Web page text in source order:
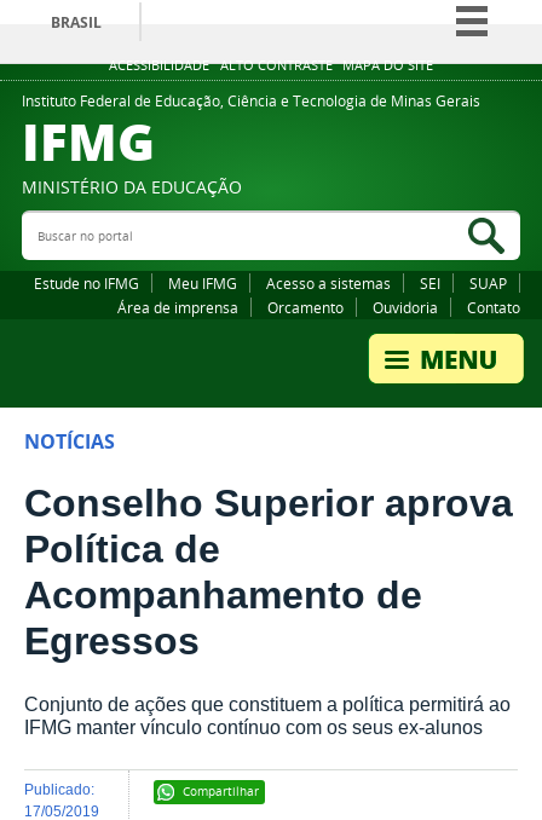
ACESSIBILIDADE ALTO CONTRASTE MAPA DO SITE
BRASIL
Simplifique!
Comunica BR
Legislação
Instituto Federal de Educação, Ciência e Tecnologia de Minas Gerais
IFMG
MINISTÉRIO DA EDUCAÇÃO
Buscar no portal
Estude no IFMG Meu IFMG Acesso a sistemas SEI
SUAP
Área de imprensa
Orcamento Ouvidoria Contato
NOTÍCIAS
Conselho Superior aprova
Política de
Acompanhamento de
Egressos
Conjunto de ações que constituem a política permitirá ao
IFMG manter vínculo contínuo com os seus ex-alunos
Compartilhar
publicado:
17/05/2019